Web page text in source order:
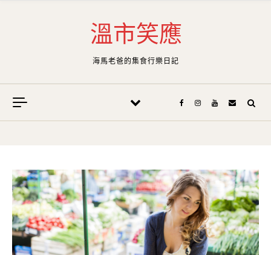
溫市笑應
海馬老爸的集食行樂日記